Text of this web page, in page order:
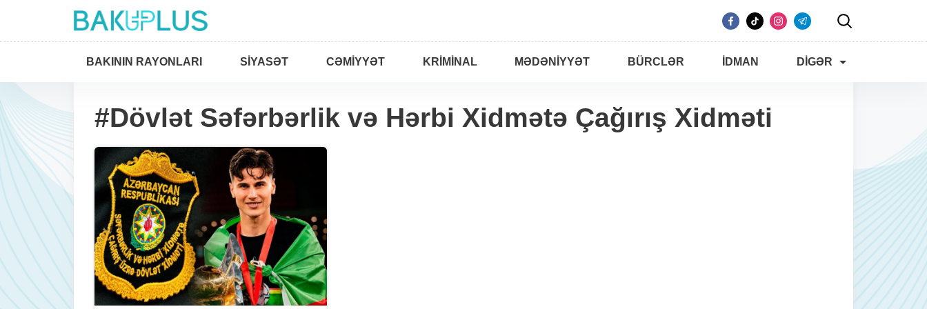
BAKININ RAYONLARI SIYASƏT CƏMIYYƏT KRIMINAL MƏDƏNIYYƏT BÜRCLƏR İDMAN DIGƏR
#Dövlət Səfərbərlik və Hərbi Xidmətə Çağırış Xidməti